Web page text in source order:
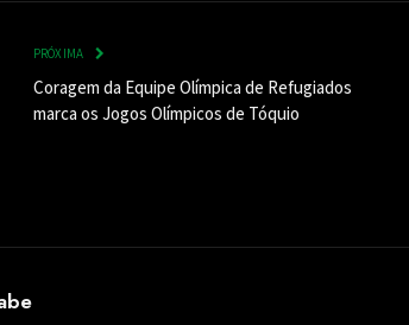
PRÓXIMA
Coragem da Equipe Olímpica de Refugiados
marca os Jogos Olímpicos de Tóquio